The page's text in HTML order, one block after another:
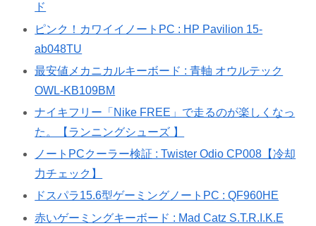
ド
ピンク！カワイイノートPC : HP Pavilion 15-
ab048TU
最安値メカニカルキーボード : 青軸 オウルテック
OWL-KB109BM
ナイキフリー「Nike FREE」で走るのが楽しくなっ
た。【ランニングシューズ 】
ノートPCクーラー検証 : Twister Odio CP008【冷却
力チェック】
ドスパラ15.6型ゲーミングノートPC : QF960HE
赤いゲーミングキーボード : Mad Catz S.T.R.I.K.E